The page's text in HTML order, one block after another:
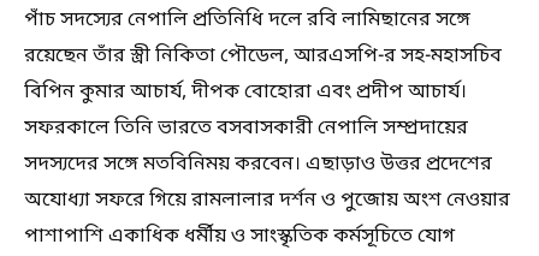
পাঁচ সদস্যের নেপালি প্রতিনিধি দলে রবি লামিছানের সঙ্গে
রয়েছেন তাঁর স্ত্রী নিকিতা পৌডেল, আরএসপি-র সহ-মহাসচিব
বিপিন কুমার আচার্য, দীপক বোহোরা এবং প্রদীপ আচার্য।
সফরকালে তিনি ভারতে বসবাসকারী নেপালি সম্প্রদায়ের
সদস্যদের সঙ্গে মতবিনিময় করবেন। এছাড়াও উত্তর প্রদেশের
অযোধ্যা সফরে গিয়ে রামলালার দর্শন ও পুজোয় অংশ নেওয়ার
পাশাপাশি একাধিক ধর্মীয় ও সাংস্কৃতিক কর্মসূচিতে যোগ